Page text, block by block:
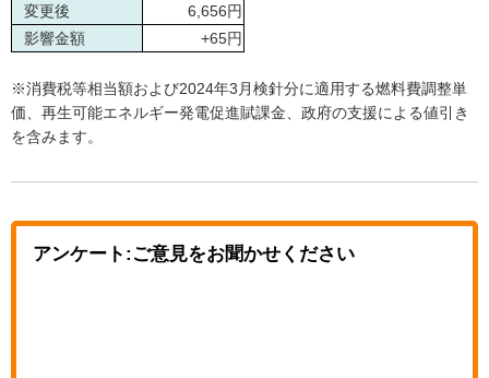
変更後
6,656円
影響金額
+65円
※消費税等相当額および2024年3月検針分に適用する燃料費調整単
価、再生可能エネルギー発電促進賦課金、政府の支援による値引き
を含みます。
アンケート:ご意見をお聞かせください